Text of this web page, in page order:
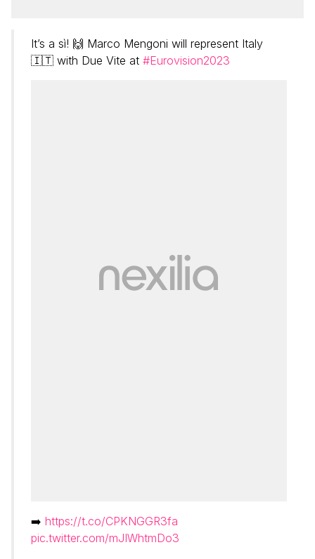
It’s a sì! 🙌 Marco Mengoni will represent Italy
🇮🇹 with Due Vite at #Eurovision2023
➡️ https://t.co/CPKNGGR3fa
pic.twitter.com/mJIWhtmDo3